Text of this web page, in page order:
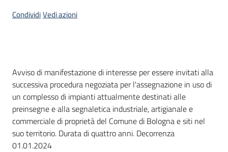
CondividiVedi azioni
Dati del bando
Avviso di manifestazione di interesse per essere invitati alla
successiva procedura negoziata per l'assegnazione in uso di
un complesso di impianti attualmente destinati alle
preinsegne e alla segnaletica industriale, artigianale e
commerciale di proprietà del Comune di Bologna e siti nel
suo territorio. Durata di quattro anni. Decorrenza
01.01.2024